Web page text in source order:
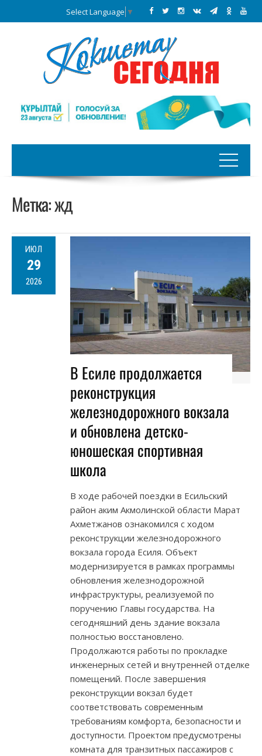
Select Language ▼
Метка:жд
ИЮЛ
29
2026
В Есиле продолжается
реконструкция
железнодорожного вокзала
и обновлена детско-
юношеская спортивная
школа
В ходе рабочей поездки в Есильский
район аким Акмолинской области Марат
Ахметжанов ознакомился с ходом
реконструкции железнодорожного
вокзала города Есиля. Объект
модернизируется в рамках программы
обновления железнодорожной
инфраструктуры, реализуемой по
поручению Главы государства. На
сегодняшний день здание вокзала
полностью восстановлено.
Продолжаются работы по прокладке
инженерных сетей и внутренней отделке
помещений. После завершения
реконструкции вокзал будет
соответствовать современным
требованиям комфорта, безопасности и
доступности. Проектом предусмотрены
комната для транзитных пассажиров с